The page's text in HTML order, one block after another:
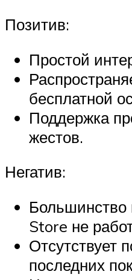
Позитив:
Простой
бесплатной
Поддержка
жестов.
Негатив:
Большинство
Store не
Отсутствует
последних